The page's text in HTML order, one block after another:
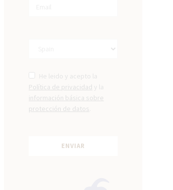
He leido y acepto la
Política de privacidad y la
información básica sobre
protección de datos